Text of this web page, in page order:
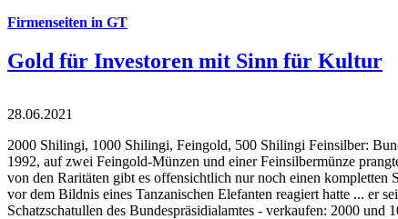
Firmenseiten in GT
Gold für Investoren mit Sinn für Kultur
28.06.2021
2000 Shilingi, 1000 Shilingi, Feingold, 500 Shilingi Feinsilber:
1992, auf zwei Feingold-Münzen und einer Feinsilbermünze
von den Raritäten gibt es offensichtlich nur noch einen kompletten
vor dem Bildnis eines Tanzanischen Elefanten reagiert hatte ... er
Schatzschatullen des Bundespräsidialamtes - verkaufen: 2000